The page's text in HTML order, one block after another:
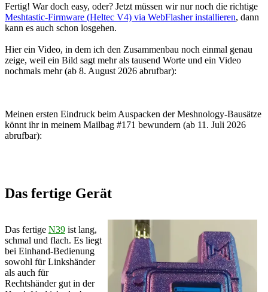
Fertig! War doch easy, oder? Jetzt müssen wir nur noch die richtige
Meshtastic-Firmware (Heltec V4) via WebFlasher installieren, dann
kann es auch schon losgehen.
Hier ein Video, in dem ich den Zusammenbau noch einmal genau
zeige, weil ein Bild sagt mehr als tausend Worte und ein Video
nochmals mehr (ab 8. August 2026 abrufbar):
Meinen ersten Eindruck beim Auspacken der Meshnology-Bausätze
könnt ihr in meinem Mailbag #171 bewundern (ab 11. Juli 2026
abrufbar):
Das fertige Gerät
Das fertige N39 ist lang,
schmal und flach. Es liegt
bei Einhand-Bedienung
sowohl für Linkshänder
als auch für
Rechtshänder gut in der